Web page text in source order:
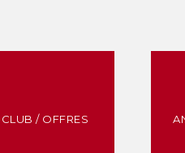
/ OFFRES